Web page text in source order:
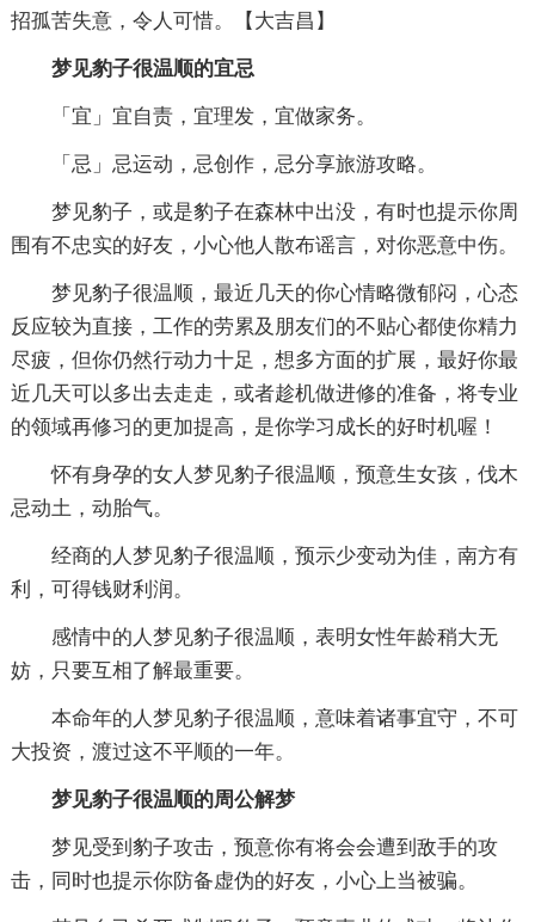
招孤苦失意，令人可惜。【大吉昌】
梦见豹子很温顺的宜忌
「宜」宜自责，宜理发，宜做家务。
「忌」忌运动，忌创作，忌分享旅游攻略。
梦见豹子，或是豹子在森林中出没，有时也提示你周
围有不忠实的好友，小心他人散布谣言，对你恶意中伤。
梦见豹子很温顺，最近几天的你心情略微郁闷，心态
反应较为直接，工作的劳累及朋友们的不贴心都使你精力
尽疲，但你仍然行动力十足，想多方面的扩展，最好你最
近几天可以多出去走走，或者趁机做进修的准备，将专业
的领域再修习的更加提高，是你学习成长的好时机喔！
怀有身孕的女人梦见豹子很温顺，预意生女孩，伐木
忌动土，动胎气。
经商的人梦见豹子很温顺，预示少变动为佳，南方有
利，可得钱财利润。
感情中的人梦见豹子很温顺，表明女性年龄稍大无
妨，只要互相了解最重要。
本命年的人梦见豹子很温顺，意味着诸事宜守，不可
大投资，渡过这不平顺的一年。
梦见豹子很温顺的周公解梦
梦见受到豹子攻击，预意你有将会会遭到敌手的攻
击，同时也提示你防备虚伪的好友，小心上当被骗。